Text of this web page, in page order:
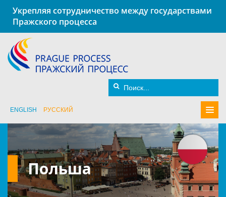
Укрепляя сотрудничество между государствами
Пражского процесса
ENGLISH РУССКИЙ
Польша